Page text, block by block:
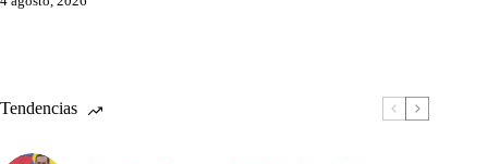
Tendencias